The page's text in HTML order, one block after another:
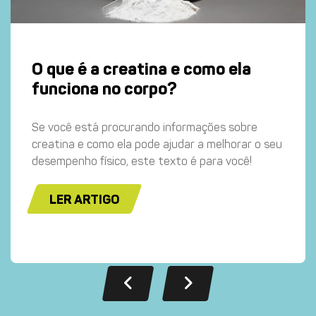
O que é a creatina e como ela
funciona no corpo?
Se você está procurando informações sobre
creatina e como ela pode ajudar a melhorar o seu
desempenho físico, este texto é para você!
LER ARTIGO